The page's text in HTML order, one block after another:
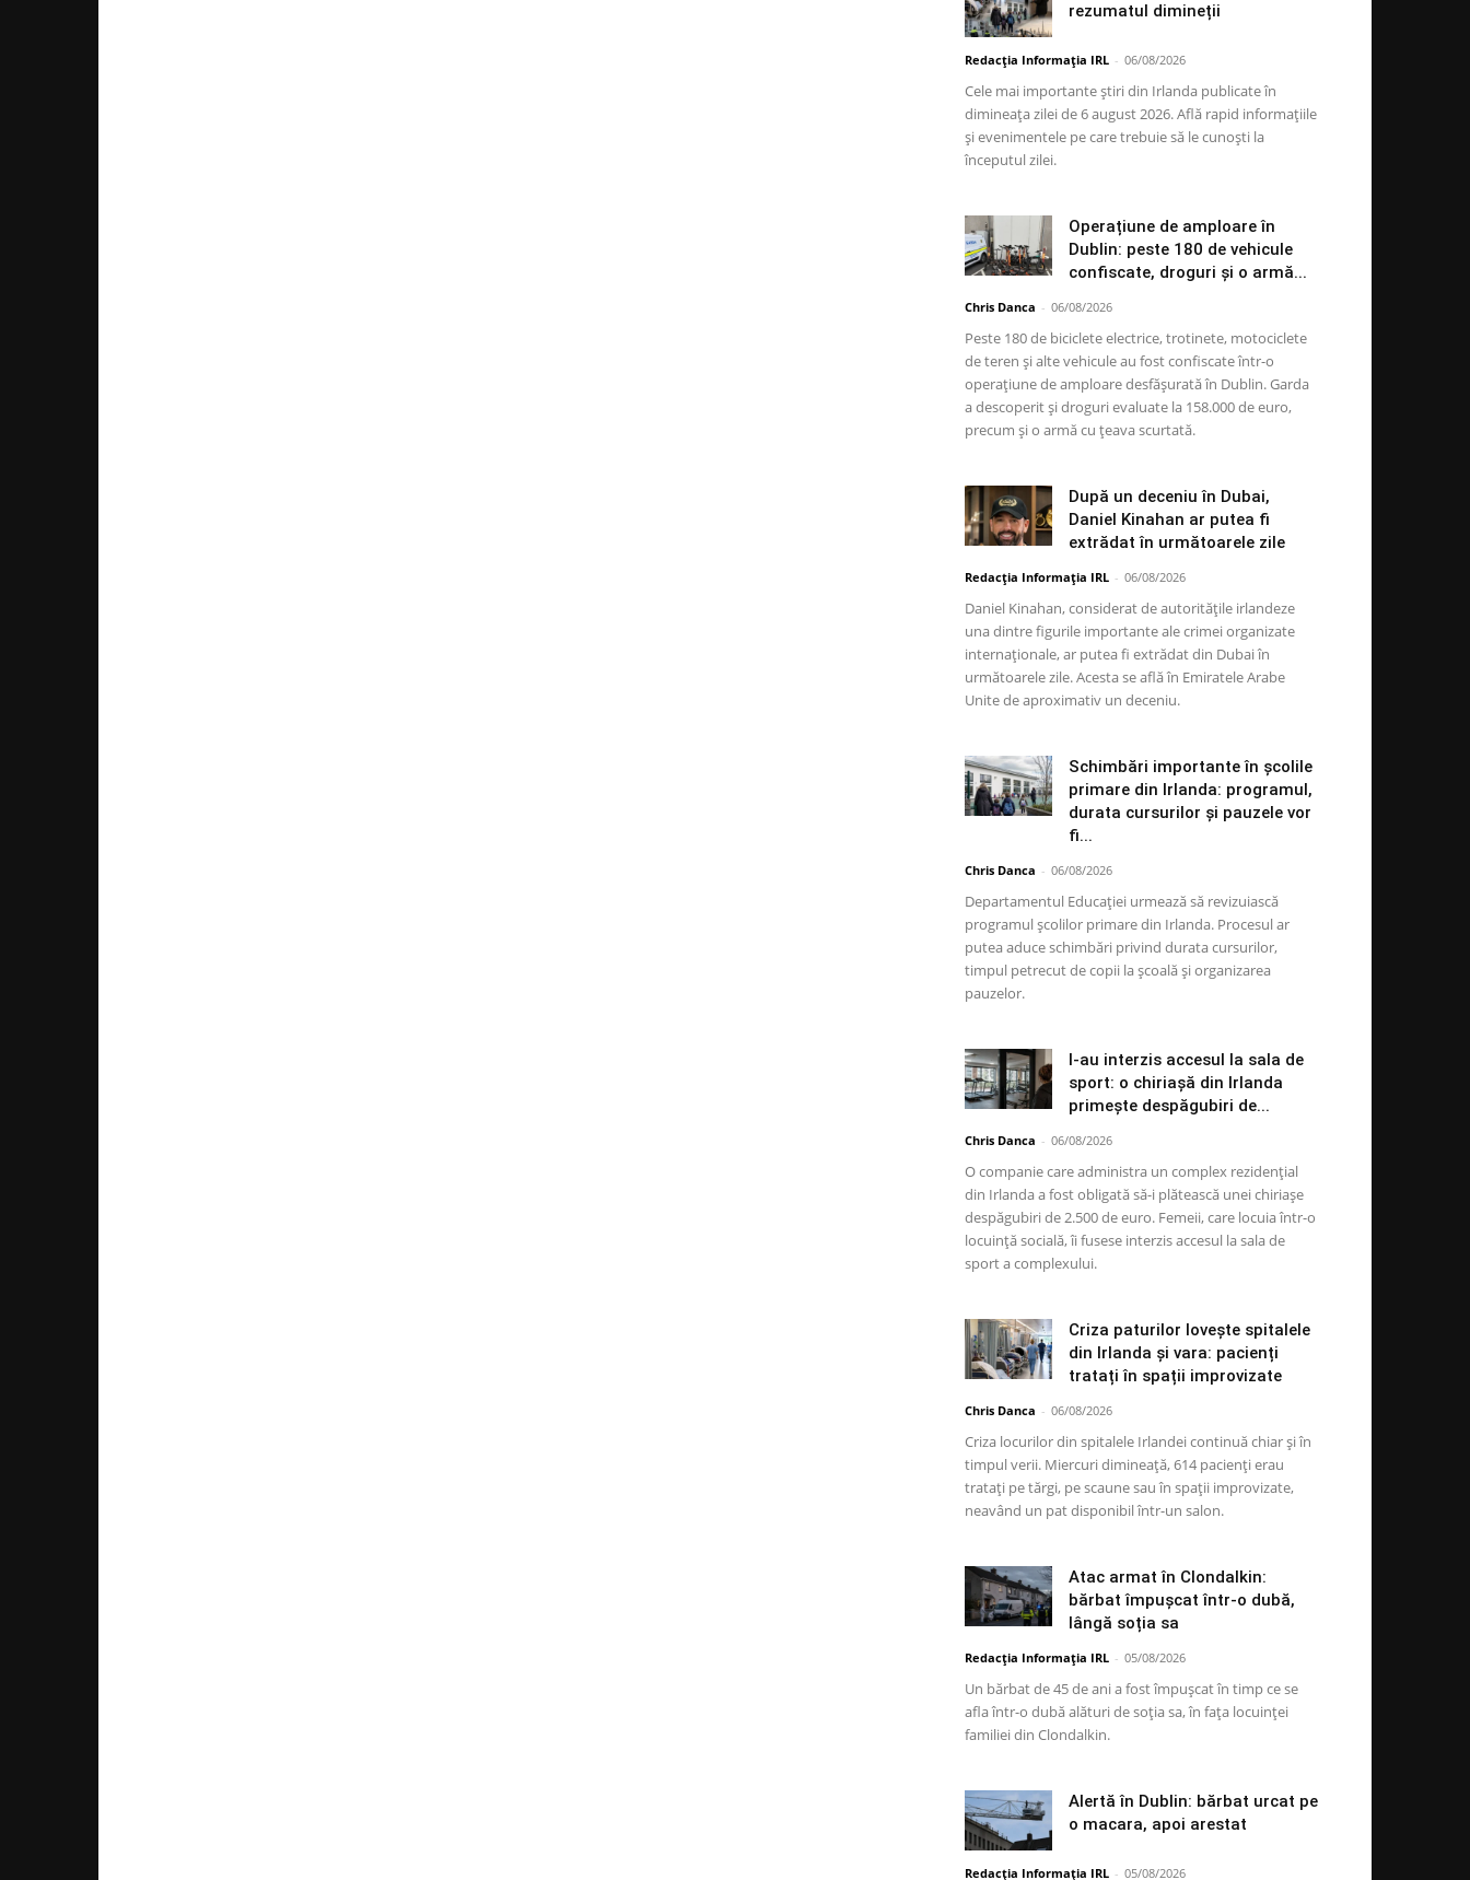
rezumatul dimineții
Redacția Informația IRL - 06/08/2026
Cele mai importante știri din Irlanda publicate în
dimineața zilei de 6 august 2026. Află rapid informațiile
și evenimentele pe care trebuie să le cunoști la
începutul zilei.
Operațiune de amploare în
Dublin: peste 180 de vehicule
confiscate, droguri și o armă...
Chris Danca - 06/08/2026
Peste 180 de biciclete electrice, trotinete, motociclete
de teren și alte vehicule au fost confiscate într-o
operațiune de amploare desfășurată în Dublin. Garda
a descoperit și droguri evaluate la 158.000 de euro,
precum și o armă cu țeava scurtată.
După un deceniu în Dubai,
Daniel Kinahan ar putea fi
extrădat în următoarele zile
Redacția Informația IRL - 06/08/2026
Daniel Kinahan, considerat de autoritățile irlandeze
una dintre figurile importante ale crimei organizate
internaționale, ar putea fi extrădat din Dubai în
următoarele zile. Acesta se află în Emiratele Arabe
Unite de aproximativ un deceniu.
Schimbări importante în școlile
primare din Irlanda: programul,
durata cursurilor și pauzele vor
fi...
Chris Danca - 06/08/2026
Departamentul Educației urmează să revizuiască
programul școlilor primare din Irlanda. Procesul ar
putea aduce schimbări privind durata cursurilor,
timpul petrecut de copii la școală și organizarea
pauzelor.
I-au interzis accesul la sala de
sport: o chiriașă din Irlanda
primește despăgubiri de...
Chris Danca - 06/08/2026
O companie care administra un complex rezidențial
din Irlanda a fost obligată să-i plătească unei chiriașe
despăgubiri de 2.500 de euro. Femeii, care locuia într-o
locuință socială, îi fusese interzis accesul la sala de
sport a complexului.
Criza paturilor lovește spitalele
din Irlanda și vara: pacienți
tratați în spații improvizate
Chris Danca - 06/08/2026
Criza locurilor din spitalele Irlandei continuă chiar și în
timpul verii. Miercuri dimineață, 614 pacienți erau
tratați pe tărgi, pe scaune sau în spații improvizate,
neavând un pat disponibil într-un salon.
Atac armat în Clondalkin:
bărbat împușcat într-o dubă,
lângă soția sa
Redacția Informația IRL - 05/08/2026
Un bărbat de 45 de ani a fost împușcat în timp ce se
afla într-o dubă alături de soția sa, în fața locuinței
familiei din Clondalkin.
Alertă în Dublin: bărbat urcat pe
o macara, apoi arestat
Redacția Informația IRL - 05/08/2026